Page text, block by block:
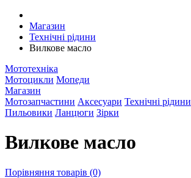
Магазин
Технічні рідини
Вилкове масло
Мототехніка
Мотоцикли Мопеди
Магазин
Мотозапчастини Аксесуари Технічні рідини
Пильовики Ланцюги Зірки
Вилкове масло
Порівняння товарів (0)